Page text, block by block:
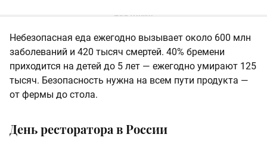
Небезопасная еда ежегодно вызывает около 600 млн
заболеваний и 420 тысяч смертей. 40% бремени
приходится на детей до 5 лет — ежегодно умирают 125
тысяч. Безопасность нужна на всем пути продукта —
от фермы до стола.
День ресторатора в России